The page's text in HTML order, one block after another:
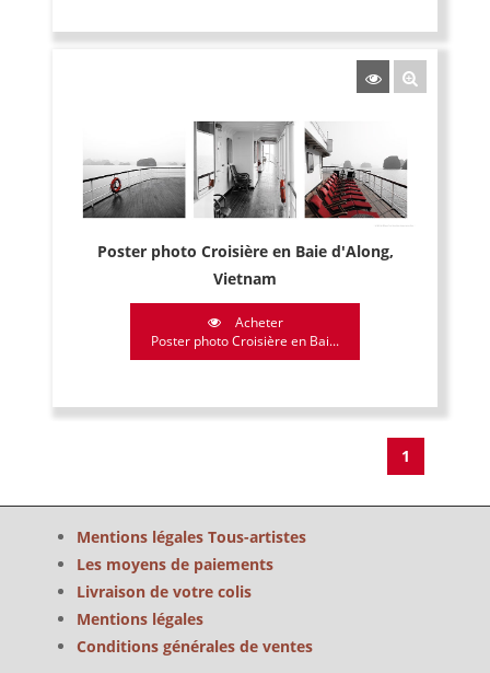
Poster photo Croisière en Baie d'Along,
Vietnam
Acheter
Poster photo Croisière en Bai...
1
Mentions légales Tous-artistes
Les moyens de paiements
Livraison de votre colis
Mentions légales
Conditions générales de ventes